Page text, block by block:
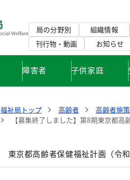
局の分野別 組織情報
刊行物・動画
お知らせ
障害者 子供家庭
福祉局トップ 高齢者 高齢者施策
【募集終了しました】第8期東京都
東京都高齢者保健福祉計画（令